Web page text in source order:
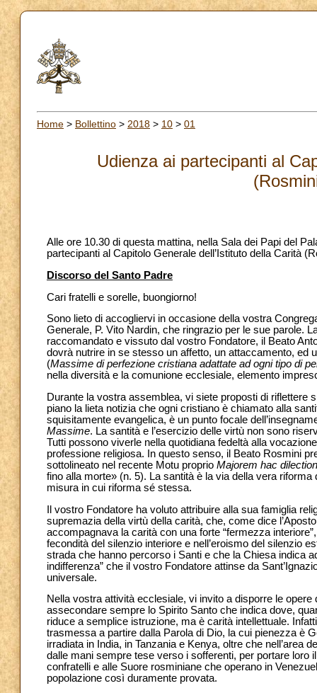
Home > Bollettino > 2018 > 10 > 01
Udienza ai partecipanti al
Alle ore 10.30 di questa mattina, nella Sala dei Papi del
partecipanti al Capitolo Generale dell’Istituto della Carità
Discorso del Santo Padre
Cari fratelli e sorelle, buongiorno!
Sono lieto di accogliervi in occasione della vostra
Generale, P. Vito Nardin, che ringrazio per le sue parole.
raccomandato e vissuto dal vostro Fondatore, il Beato
dovrà nutrire in se stesso un affetto, un attaccamento, ed
(Massime di perfezione cristiana adattate ad ogni tipo di
nella diversità e la comunione ecclesiale, elemento
Durante la vostra assemblea, vi siete proposti di riflettere
piano la lieta notizia che ogni cristiano è chiamato alla
squisitamente evangelica, è un punto focale
Massime. La santità e l’esercizio delle virtù non sono
Tutti possono viverle nella quotidiana fedeltà alla
professione religiosa. In questo senso, il Beato Rosmini
sottolineato nel recente Motu proprio Majorem hac
fino alla morte» (n. 5). La santità è la via della vera
misura in cui riforma sé stessa.
Il vostro Fondatore ha voluto attribuire alla sua famiglia
supremazia della virtù della carità, che, come dice
accompagnava la carità con una forte “fermezza
fecondità del silenzio interiore e nell’eroismo del silenzio
strada che hanno percorso i Santi e che la Chiesa indica
indifferenza” che il vostro Fondatore attinse da
universale.
Nella vostra attività ecclesiale, vi invito a disporre le
assecondare sempre lo Spirito Santo che indica dove,
riduce a semplice istruzione, ma è carità intellettuale.
trasmessa a partire dalla Parola di Dio, la cui pienezza è
irradiata in India, in Tanzania e Kenya, oltre che nell’area
dalle mani sempre tese verso i sofferenti, per portare
confratelli e alle Suore rosminiane che operano in
popolazione così duramente provata.